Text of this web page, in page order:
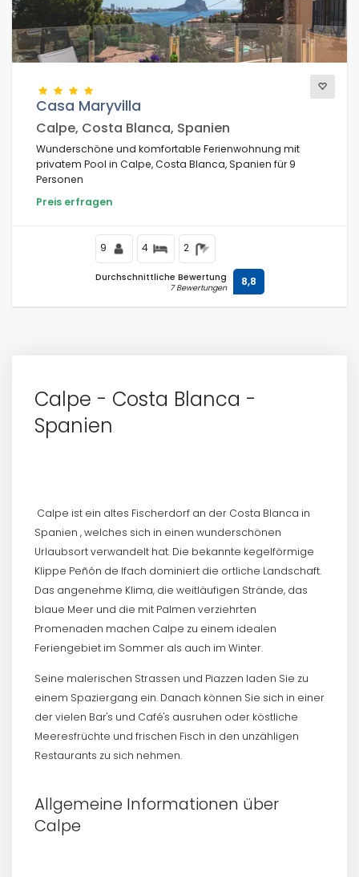
Casa Maryvilla
Calpe, Costa Blanca, Spanien
Wunderschöne und komfortable Ferienwohnung mit
privatem Pool in Calpe, Costa Blanca, Spanien für 9
Personen
Preis erfragen
9 4 2
Durchschnittliche Bewertung
7 Bewertungen 8,8
Calpe - Costa Blanca -
Spanien
Calpe ist ein altes Fischerdorf an der Costa Blanca in
Spanien , welches sich in einen wunderschönen
Urlaubsort verwandelt hat. Die bekannte kegelförmige
Klippe Peñón de Ifach dominiert die ortliche Landschaft.
Das angenehme Klima, die weitläufigen Strände, das
blaue Meer und die mit Palmen verziehrten
Promenaden machen Calpe zu einem idealen
Feriengebiet im Sommer als auch im Winter.
Seine malerischen Strassen und Piazzen laden Sie zu
einem Spaziergang ein. Danach können Sie sich in einer
der vielen Bar's und Café's ausruhen oder köstliche
Meeresfrüchte und frischen Fisch in den unzähligen
Restaurants zu sich nehmen.
Allgemeine Informationen über
Calpe